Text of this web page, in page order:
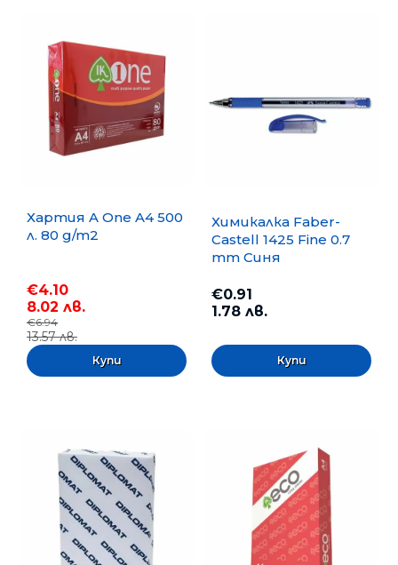
Хартия A One A4 500
л. 80 g/m2
€4.10
8.02 лв.
€6.94
13.57 лв.
Химикалка Faber-
Castell 1425 Fine 0.7
mm Синя
€0.91
1.78 лв.